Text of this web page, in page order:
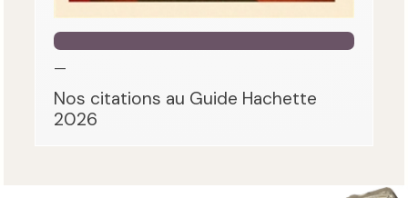
—
Nos citations au Guide Hachette
2026